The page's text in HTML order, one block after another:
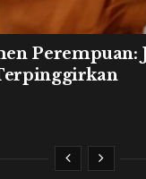
Perempuan: